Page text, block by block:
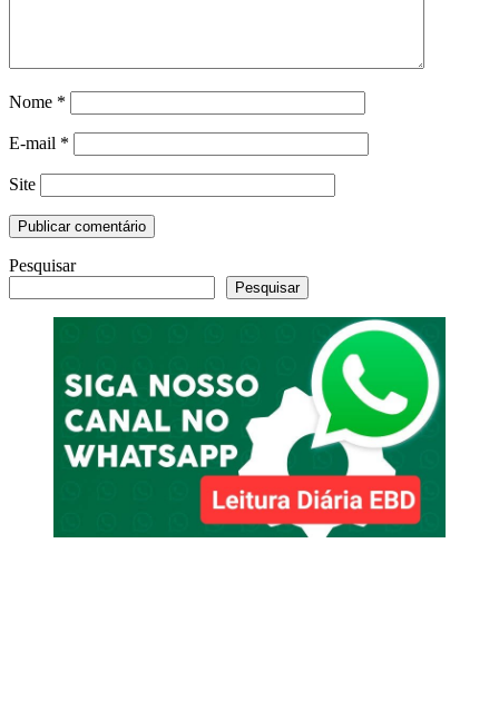
Nome *
E-mail *
Site
Pesquisar
Pesquisar